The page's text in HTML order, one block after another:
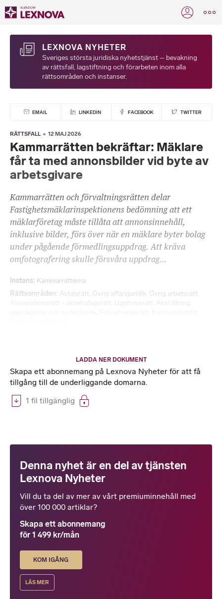
LEXNOVA NYHETER
Sveriges största juridiska nyhetstjänst – bevakning
av rättsfall, lagstiftning och förarbeten inom alla
rättsområden och instanser.
EMAIL LINKEDIN FACEBOOK TWITTER
RÄTTSFALL 12 MAJ 2026
Kammarrätten bekräftar: Mäklare
får ta med annonsbilder vid byte av
arbetsgivare
Kammarrätten och förvaltningsrätten delar
Fastighetsmäklarinspektionens bedömning att ett
mäklarföretag måste tillåta att annonsinnehåll,
inklusive bilder, förs över när en mäklare byter bolag
under pågående förmedlingsuppdrag. Att kräva
omfotografering skulle försvåra uppdrag...
Instans Kammarrätterna
Rättsområden Avtalsrätt, Övrig affärsjuridik, Övrig arbetsrätt,
Associationsrätt - aktiebolagsrätt
Upphovsrätt
Anställning,
LADDA NER DOKUMENT
Skapa ett abonnemang på Lexnova Nyheter för att få
tillgång till de underliggande domarna.
1 fil tillgänglig
Denna nyhet är en del av tjänsten
Lexnova Nyheter
Vill du ta del av mer av vårt premiuminnehåll med
över 100 000 artiklar?
Skapa ett abonnemang
för 1 499 kr/mån
KOM IGÅNG
LÄS MER